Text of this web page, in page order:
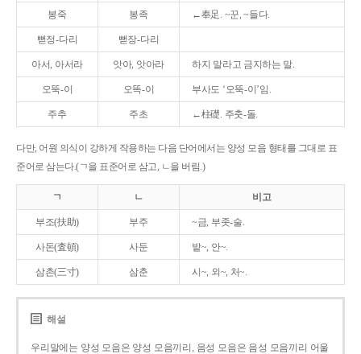
봉죽 봉족 ←奉足. ~꾼, ~들다.
뻗정-다리 뻗장-다리
아서, 아서라 앗아, 앗아라 하지 말라고 금지하는 말.
오뚝-이 오똑-이 부사도 ‘오뚝-이’임.
주추 주초 ←柱礎. 주춧-돌.
다만, 어원 의식이 강하게 작용하는 다음 단어에서는 양성 모음 형태를 그대로 표
준어로 삼는다.(ㄱ을 표준어로 삼고, ㄴ을 버림.)
ㄱ ㄴ 비고
부조(扶助) 부주 ~금, 부좃-술.
사돈(査頓) 사둔 밭~, 안~.
삼촌(三寸) 삼춘 시~, 외~, 처~.
해설
우리말에는 양성 모음은 양성 모음끼리, 음성 모음은 음성 모음끼리 어울